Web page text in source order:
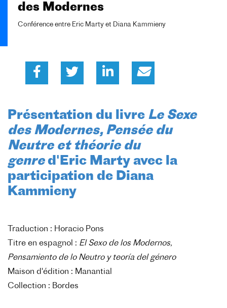
des Modernes
Conférence entre Eric Marty et Diana Kammieny
Présentation du livre Le Sexe
des Modernes, Pensée du
Neutre et théorie du
genre d'Eric Marty avec la
participation de Diana
Kammieny
Traduction : Horacio Pons
Titre en espagnol : El Sexo de los Modernos,
Pensamiento de lo Neutro y teoría del género
Maison d'édition : Manantial
Collection : Bordes